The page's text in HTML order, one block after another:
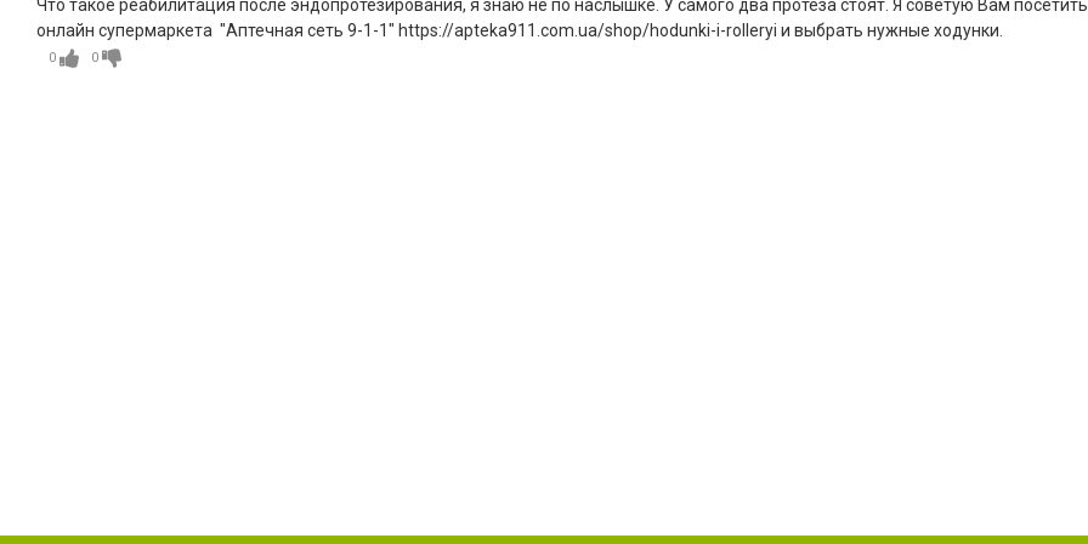
Что такое реабилитация после эндопротезирования, я знаю не по наслышке. У самого два протеза стоят. Я советую Вам
онлайн супермаркета "Аптечная сеть 9-1-1" https://apteka911.com.ua/shop/hodunki-i-rolleryi и выбрать нужные ходунки.
0 0